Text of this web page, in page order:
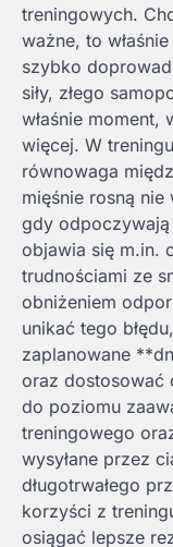
treningowych.
ważne, to
szybko
siły, złego
właśnie
więcej. W
równowaga
mięśnie rosną
gdy
objawia się m.in.
trudnościami ze
obniżeniem
unikać tego
zaplanowane
oraz dostosować
do poziomu
treningowego
wysyłane przez
długotrwałego
korzyści z
osiągać lepsze